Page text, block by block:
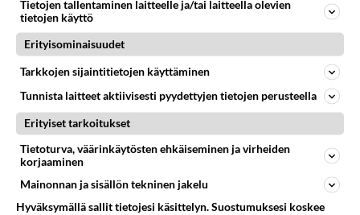
LUETUIMMAT KESKUSTELUT
PÄIVÄ VIIKKO KUUKAUSI
kenen näköinen
kaivattusi on ?
07.08.2026 16:24
Ikävä
51
873
Muistatko Mikkelin panttivankidraaman?
63
643
Tietojen tallentaminen laitteelle ja/tai laitteella olevien
tietojen käyttö
Erityisominaisuudet
Tarkkojen sijaintitietojen käyttäminen
Tunnista laitteet aktiivisesti pyydettyjen tietojen perusteella
Erityiset tarkoitukset
Tietoturva, väärinkäytösten ehkäiseminen ja virheiden
korjaaminen
Mainonnan ja sisällön tekninen jakelu
Hyväksymällä sallit tietojesi käsittelyn. Suostumuksesi koskee